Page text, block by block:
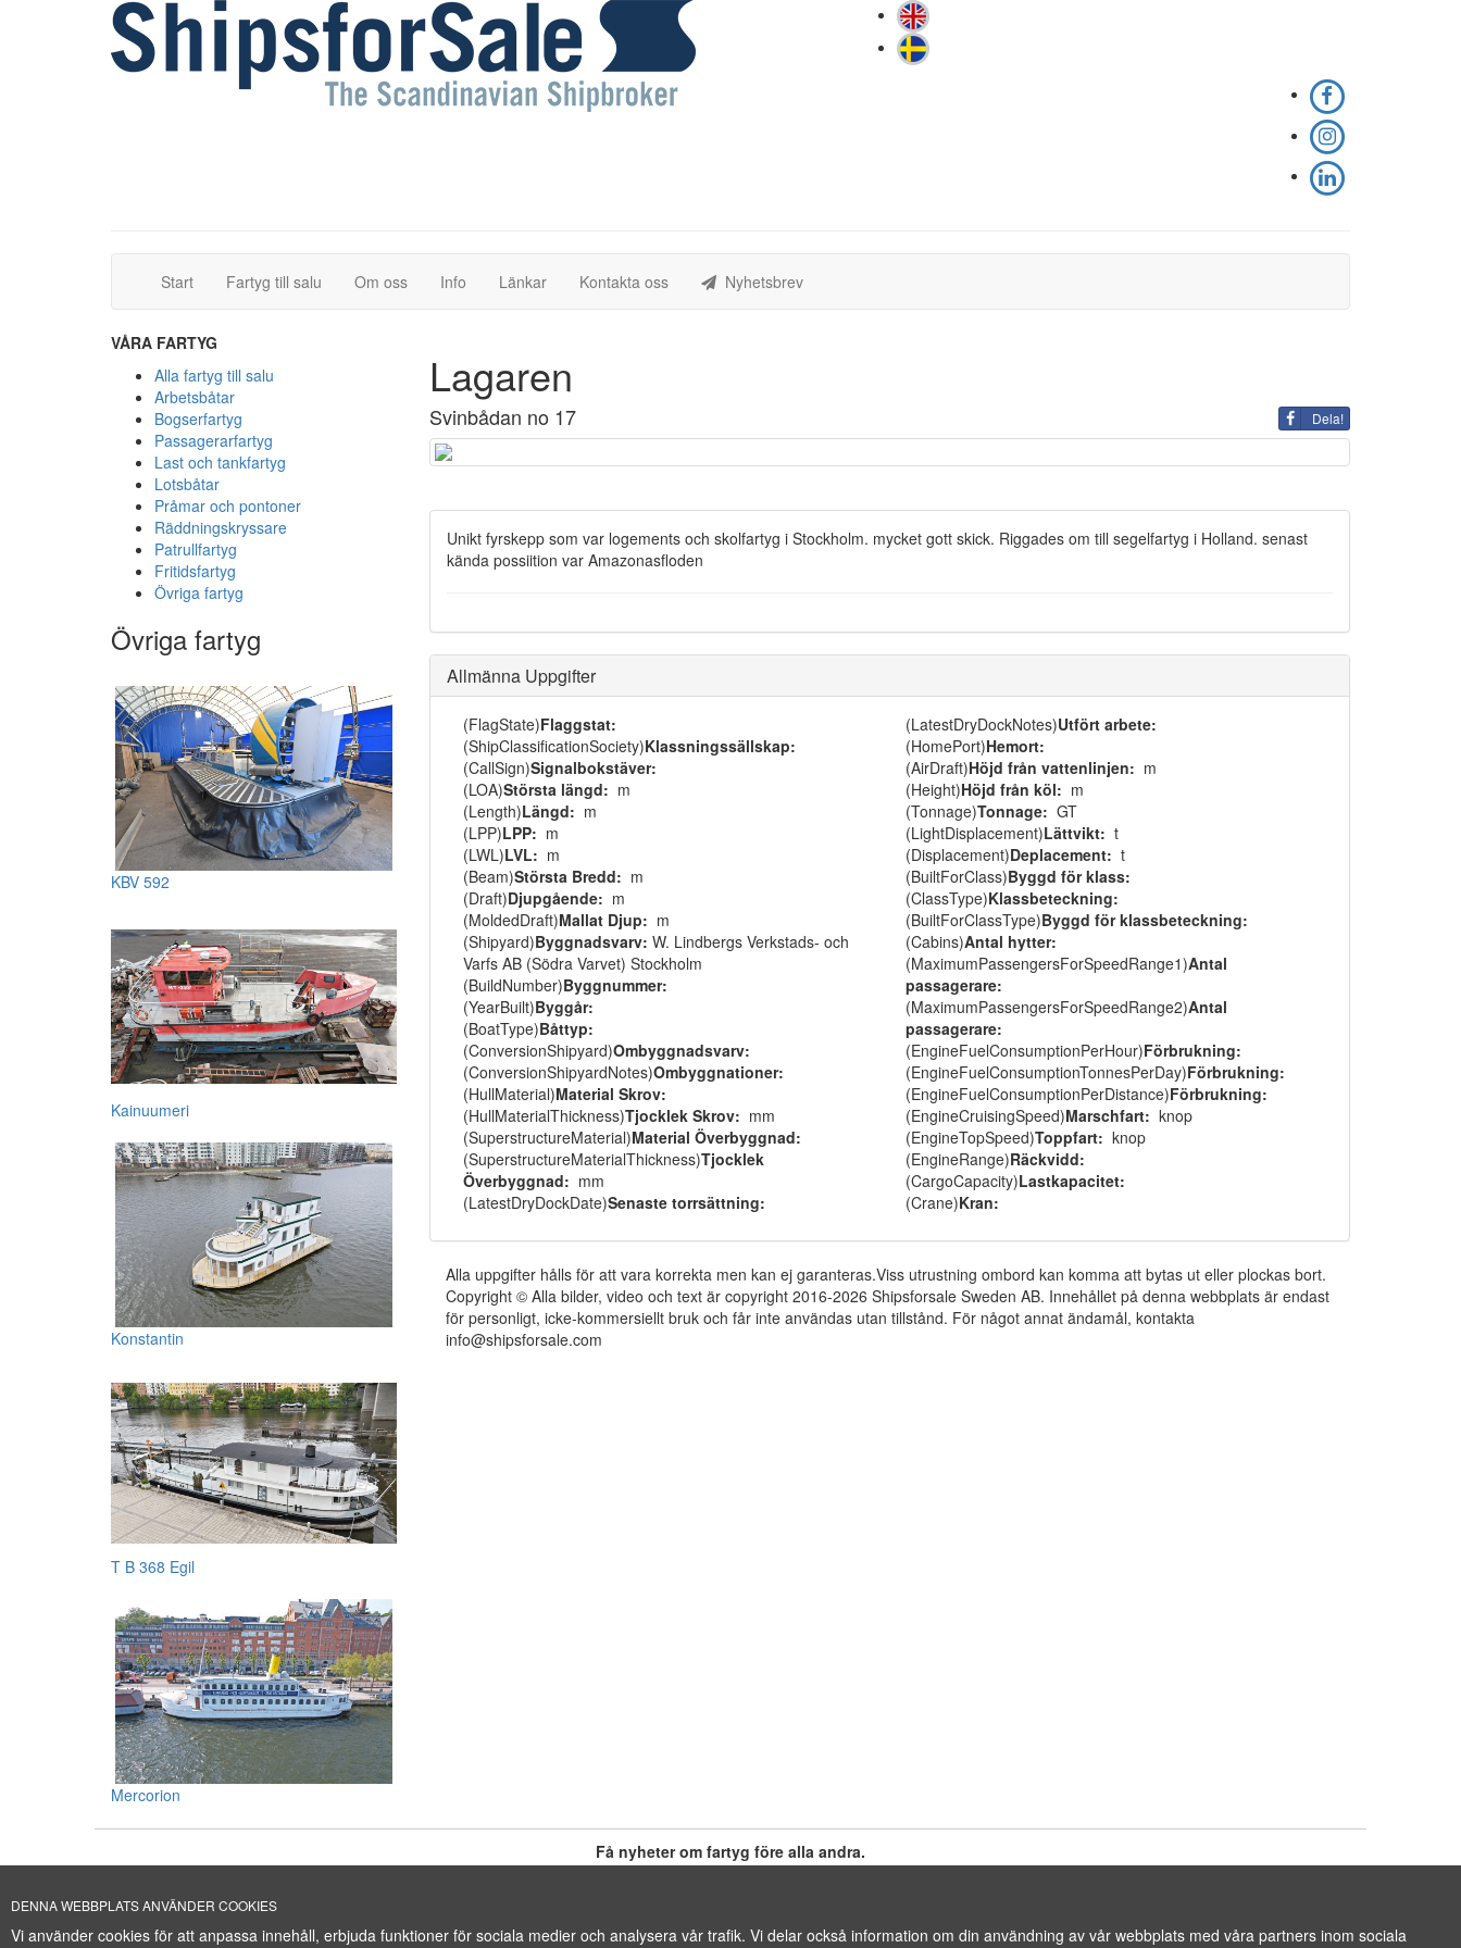
DENNA WEBBPLATS ANVÄNDER COOKIES
Vi använder cookies för att anpassa innehåll, erbjuda funktioner för sociala medier och analysera vår trafik. Vi delar också information om din användning av vår webbplats med våra partners inom sociala
Start(current)Fartyg till salu (current)Om oss Info Länkar Kontakta oss(current)Nyhetsbrev(current)
VÅRA FARTYG
Alla fartyg till salu
Arbetsbåtar
Bogserfartyg
Passagerarfartyg
Last och tankfartyg
Lotsbåtar
Pråmar och pontoner
Räddningskryssare
Patrullfartyg
Fritidsfartyg
Övriga fartyg
Övriga fartyg
KBV 592
Kainuumeri
Konstantin
T B 368 Egil
Mercorion
Lagaren
Svinbådan no 17 Dela!
Unikt fyrskepp som var logements och skolfartyg i Stockholm. mycket gott skick. Riggades om till segelfartyg i Holland. senast
kända possiition var Amazonasfloden
Allmänna Uppgifter
(FlagState)Flaggstat:
(ShipClassificationSociety)Klassningssällskap:
(CallSign)Signalbokstäver:
(LOA)Största längd: m
(Length)Längd: m
(LPP)LPP: m
(LWL)LVL: m
(Beam)Största Bredd: m
(Draft)Djupgående: m
(MoldedDraft)Mallat Djup: m
(Shipyard)Byggnadsvarv: W. Lindbergs Verkstads- och
Varfs AB (Södra Varvet) Stockholm
(BuildNumber)Byggnummer:
(YearBuilt)Byggår:
(BoatType)Båttyp:
(ConversionShipyard)Ombyggnadsvarv:
(ConversionShipyardNotes)Ombyggnationer:
(HullMaterial)Material Skrov:
(HullMaterialThickness)Tjocklek Skrov: mm
(SuperstructureMaterial)Material Överbyggnad:
(SuperstructureMaterialThickness)Tjocklek
Överbyggnad: mm
(LatestDryDockDate)Senaste torrsättning:
(LatestDryDockNotes)Utfört arbete:
(HomePort)Hemort:
(AirDraft)Höjd från vattenlinjen: m
(Height)Höjd från köl: m
(Tonnage)Tonnage: GT
(LightDisplacement)Lättvikt: t
(Displacement)Deplacement: t
(BuiltForClass)Byggd för klass:
(ClassType)Klassbeteckning:
(BuiltForClassType)Byggd för klassbeteckning:
(Cabins)Antal hytter:
(MaximumPassengersForSpeedRange1)Antal
passagerare:
(MaximumPassengersForSpeedRange2)Antal
passagerare:
(EngineFuelConsumptionPerHour)Förbrukning:
(EngineFuelConsumptionTonnesPerDay)Förbrukning:
(EngineFuelConsumptionPerDistance)Förbrukning:
(EngineCruisingSpeed)Marschfart: knop
(EngineTopSpeed)Toppfart: knop
(EngineRange)Räckvidd:
(CargoCapacity)Lastkapacitet:
(Crane)Kran:
Alla uppgifter hålls för att vara korrekta men kan ej garanteras.Viss utrustning ombord kan komma att bytas ut eller plockas bort.
Copyright © Alla bilder, video och text är copyright 2016-2026 Shipsforsale Sweden AB. Innehållet på denna webbplats är endast
för personligt, icke-kommersiellt bruk och får inte användas utan tillstånd. För något annat ändamål, kontakta
info@shipsforsale.com
Få nyheter om fartyg före alla andra.
WWW.SHIPSFORSALE.COM